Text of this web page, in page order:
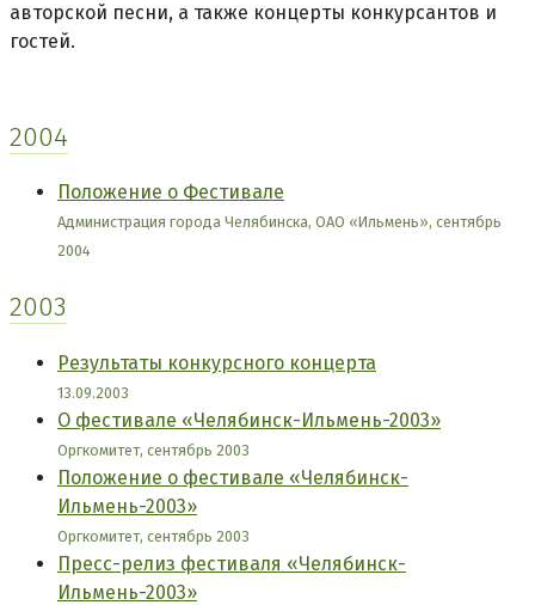
авторской песни, а также концерты конкурсантов и
гостей.
2004
Положение о Фестивале
Администрация города Челябинска, ОАО «Ильмень», сентябрь
2004
2003
Результаты конкурсного концерта
13.09.2003
О фестивале «Челябинск-Ильмень-2003»
Оргкомитет, сентябрь 2003
Положение о фестивале «Челябинск-
Ильмень-2003»
Оргкомитет, сентябрь 2003
Пресс-релиз фестиваля «Челябинск-
Ильмень-2003»